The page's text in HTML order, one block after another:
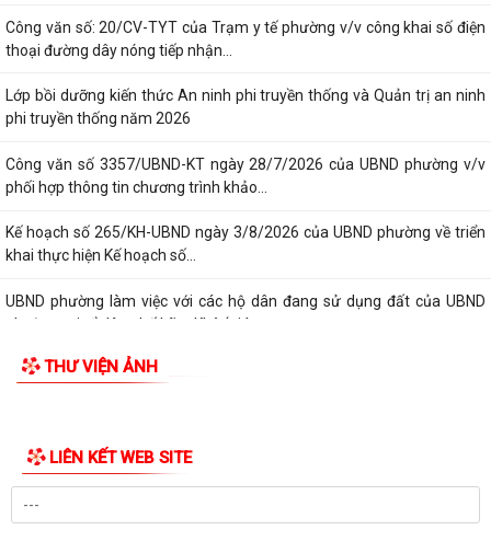
Công văn số: 20/CV-TYT của Trạm y tế phường v/v công khai số điện
thoại đường dây nóng tiếp nhận...
Lớp bồi dưỡng kiến thức An ninh phi truyền thống và Quản trị an ninh
phi truyền thống năm 2026
Công văn số 3357/UBND-KT ngày 28/7/2026 của UBND phường v/v
phối hợp thông tin chương trình khảo...
Kế hoạch số 265/KH-UBND ngày 3/8/2026 của UBND phường về triển
khai thực hiện Kế hoạch số...
UBND phường làm việc với các hộ dân đang sử dụng đất của UBND
phường tại tổ dân phố Lãm Khê (giáp...
PHƯỜNG KIẾN AN THAM DỰ HỘI NGHỊ TRỰC TUYẾN THÀNH PHỐ VỀ
Lễ chào cờ tháng 8/2026
Thông báo số 1298/TB-UBND ngày 31/7/2026 về việc công bố kế
THƯ VIỆN ẢNH
LIÊN KẾT WEB SITE